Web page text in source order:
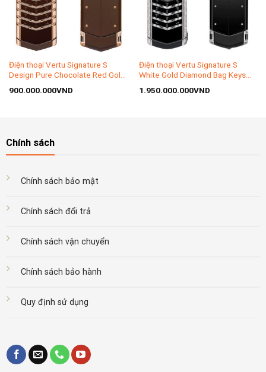
Điện thoại Vertu Signature S
Design Pure Chocolate Red Gold
900.000.000VND
Điện thoại Vertu Signature S
White Gold Diamond Bag Keys
1.950.000.000VND
Chính sách
Chính sách bảo mật
Chính sách đổi trả
Chính sách vận chuyển
Chính sách bảo hành
Quy định sử dụng